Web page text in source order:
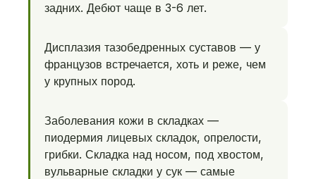
задних. Дебют чаще в 3-6 лет.
Дисплазия тазобедренных суставов — у
французов встречается, хоть и реже, чем
у крупных пород.
Заболевания кожи в складках —
пиодермия лицевых складок, опрелости,
грибки. Складка над носом, под хвостом,
вульварные складки у сук — самые